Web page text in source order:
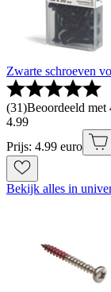
Zwarte schroeven
(31)Beoordeeld met
4.99
Prijs: 4.99 euro
Bekijk alles in